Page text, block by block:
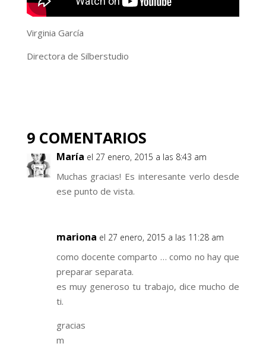
Virginia García
Directora de Silberstudio
9 COMENTARIOS
María el 27 enero, 2015 a las 8:43 am
Muchas gracias! Es interesante verlo desde
ese punto de vista.
mariona el 27 enero, 2015 a las 11:28 am
como docente comparto … como no hay que
preparar separata.
es muy generoso tu trabajo, dice mucho de
ti.
gracias
m